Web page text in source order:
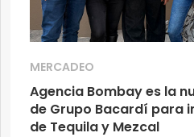
MERCADEO
Agencia Bombay es la
de Grupo Bacardí para
de Tequila y Mezcal